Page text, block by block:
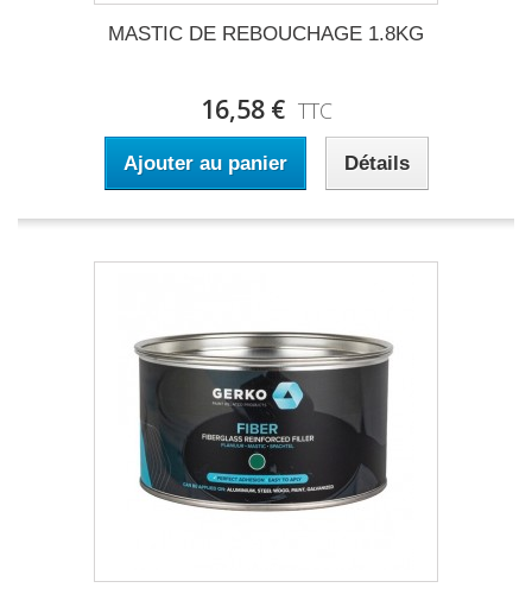
MASTIC DE REBOUCHAGE 1.8KG
16,58 € TTC
Ajouter au panier Détails